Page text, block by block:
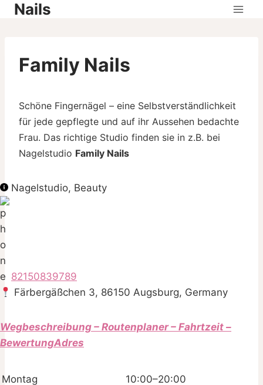
SkipNails
Family Nails
Schöne Fingernägel – eine Selbstverständlichkeit
für jede gepflegte und auf ihr Aussehen bedachte
Frau. Das richtige Studio finden sie in z.B. bei
Nagelstudio Family Nails
Nagelstudio, Beauty
82150839789
Färbergäßchen 3, 86150 Augsburg, Germany
Wegbeschreibung – Routenplaner – Fahrtzeit –
BewertungAdres
Montag
10:00–20:00